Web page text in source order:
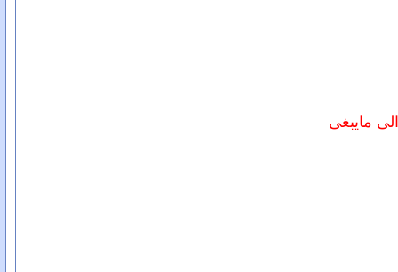
مايبغى